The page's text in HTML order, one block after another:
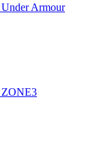
Under Armour
ZONE3